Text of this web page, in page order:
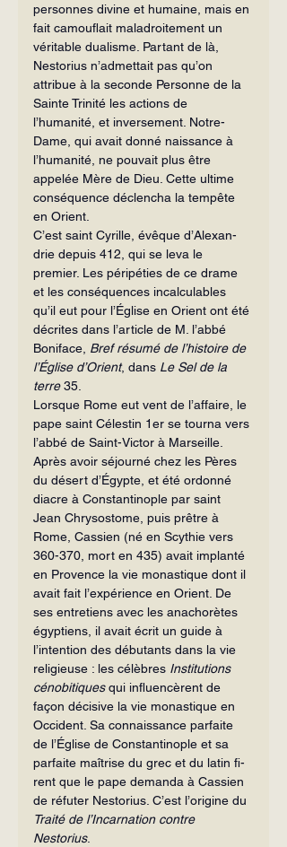
personnes di­vine et humaine, mais en
fait camouflait maladroitement un
véritable dualisme. Partant de là,
Nestorius n’admettait pas qu’on
attribue à la seconde Personne de la
Sainte Trinité les actions de
l’humanité, et inversement. Notre-
Dame, qui avait donné naissance à
l’humanité, ne pouvait plus être
appelée Mère de Dieu. Cette ul­time
conséquence déclencha la tempête
en Orient.
C’est saint Cyrille, évêque d’Alexan­
drie depuis 412, qui se leva le
premier. Les péripéties de ce drame
et les consé­quences incalculables
qu’il eut pour l’Église en Orient ont été
décrites dans l’article de M. l’abbé
Boniface, Bref résumé de l’histoire de
l’Église d’Orient, dans Le Sel de la
terre 35.
Lorsque Rome eut vent de l’affaire, le
pape saint Célestin 1er se tourna vers
l’abbé de Saint-Victor à Marseille.
Après avoir séjourné chez les Pères
du désert d’Égypte, et été ordonné
diacre à Constantinople par saint
Jean Chryso­stome, puis prêtre à
Rome, Cassien (né en Scythie vers
360-370, mort en 435) avait implanté
en Provence la vie monastique dont il
avait fait l’expérience en Orient. De
ses entretiens avec les anachorètes
égyptiens, il avait écrit un guide à
l’inten­tion des débutants dans la vie
religieuse : les célèbres Institutions
cénobitiques qui in­fluencèrent de
façon décisive la vie mo­nastique en
Occident. Sa connaissance parfaite
de l’Église de Constantinople et sa
parfaite maîtrise du grec et du latin fi­
rent que le pape demanda à Cassien
de réfuter Nestorius. C’est l’origine du
Traité de l’Incarnation contre
Nestorius.